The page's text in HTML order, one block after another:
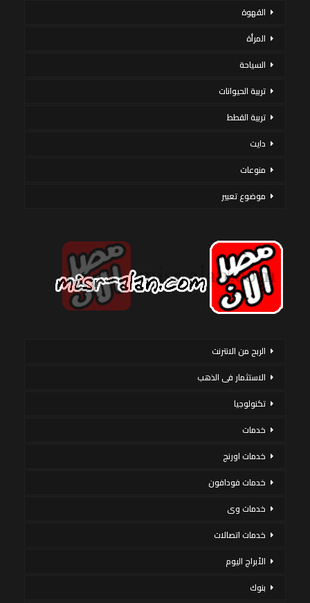
القهوة
المرأة
السياحة
تربية الحيوانات
تربية القطط
دايت
منوعات
موضوع تعبير
الربح من الانترنت
الاستثمار فى الذهب
تكنولوجيا
خدمات
خدمات اورنج
خدمات فودافون
خدمات وى
خدمات اتصالات
الأبراج اليوم
بنوك